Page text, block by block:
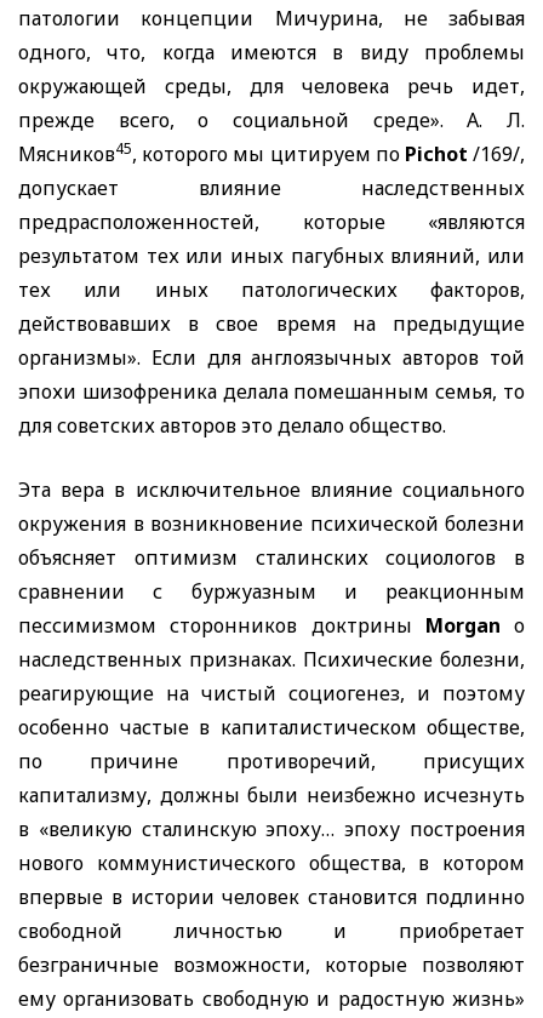
патологии концепции Мичурина, не забывая
одного, что, когда имеются в виду проблемы
окружающей среды, для человека речь идет,
прежде всего, о социальной среде». А. Л.
Мясников45, которого мы цитируем по Pichot/169/,
допускает влияние наследственных
предрасположенностей, которые «являются
результатом тех или иных пагубных влияний, или
тех или иных патологических факторов,
действовавших в свое время на предыдущие
организмы». Если для англоязычных авторов той
эпохи шизофреника делала помешанным семья, то
для советских авторов это делало общество.
Эта вера в исключительное влияние социального
окружения в возникновение психической болезни
объясняет оптимизм сталинских социологов в
сравнении с буржуазным и реакционным
пессимизмом сторонников доктрины Morgan о
наследственных признаках. Психические болезни,
реагирующие на чистый социогенез, и поэтому
особенно частые в капиталистическом обществе,
по причине противоречий, присущих
капитализму, должны были неизбежно исчезнуть
в «великую сталинскую эпоху… эпоху построения
нового коммунистического общества, в котором
впервые в истории человек становится подлинно
свободной личностью и приобретает
безграничные возможности, которые позволяют
ему организовать свободную и радостную жизнь»